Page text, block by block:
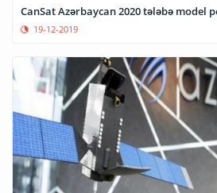
CanSat Azərbaycan 2020 tələbə model
19-12-2019